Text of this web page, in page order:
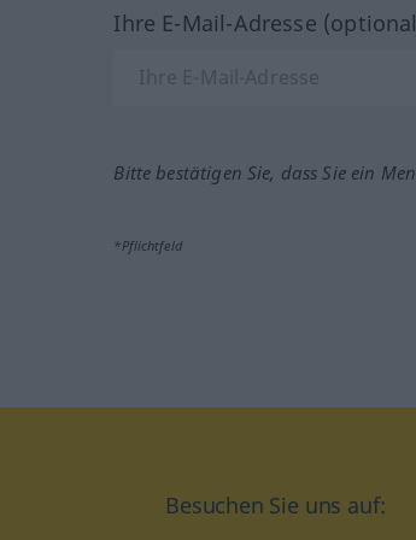
Ihre E-Mail-Adresse
Bitte bestätigen Sie, dass Sie ein
*Pflichtfeld
Besuchen Sie uns auf: